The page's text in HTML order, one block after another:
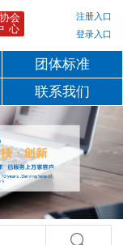
会
心
注册入口
登录入口
团体标准
联系我们